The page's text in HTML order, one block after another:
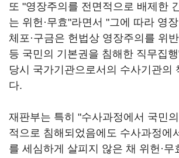
또 "영장주의를 전면적으로 배제한
는 위헌·무효"라면서 "그에 따라 영
체포·구금은 헌법상 영장주의를 위
등 국민의 기본권을 침해한 직무집
당시 국가기관으로서의 수사기관의
다.
재판부는 특히 "수사과정에서 국민
적으로 침해되었음에도 수사과정에
를 세심하게 살피지 않은 채 위헌·무